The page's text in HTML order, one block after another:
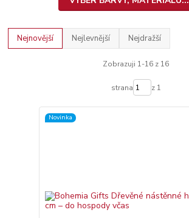
Nejnovější Nejlevnější Nejdražší
Zobrazuji 1-16 z 16
strana z 1
Novinka